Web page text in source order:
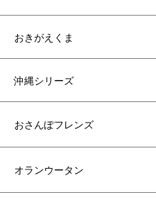
おきがえくま
沖縄シリーズ
おさんぽフレンズ
オランウータン